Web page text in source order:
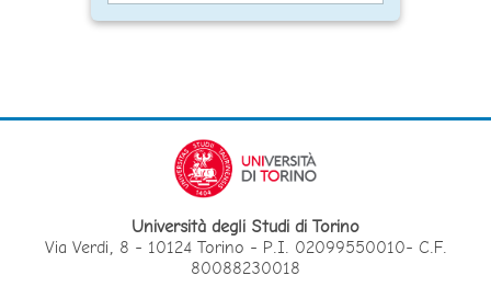
Università degli Studi di Torino
Via Verdi, 8 - 10124 Torino - P.I. 02099550010- C.F.
80088230018